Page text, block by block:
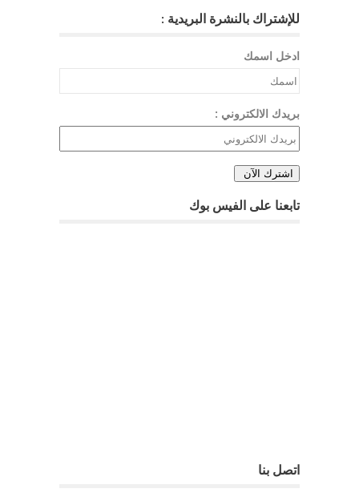
للإشتراك بالنشرة البريدية :
ادخل اسمك
بريدك الالكتروني :
تابعنا على الفيس بوك
اتصل بنا